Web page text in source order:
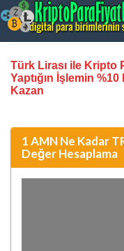
Türk Lirası ile Kripto
Yaptığın İşlemin
Kazan
1 AMN Ne Kadar
Değer Hesaplama